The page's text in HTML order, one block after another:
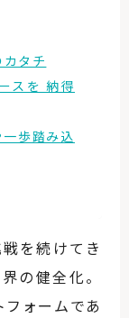
タチ
スを 納得
歩踏み込
を続けてき
の健全化。
フォームであ